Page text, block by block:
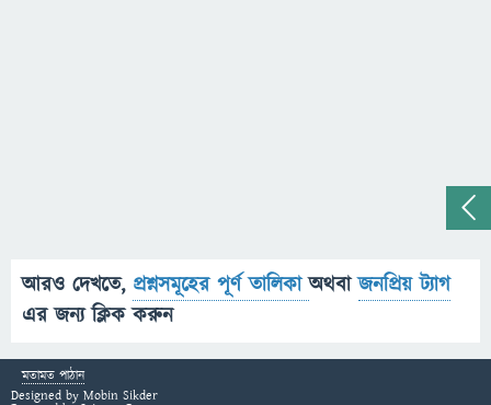
আরও দেখতে, প্রশ্নসমূহের পূর্ণ তালিকাঅথবাজনপ্রিয় ট্যাগ
এর জন্য ক্লিক করুন
মতামত পাঠান
Designed by Mobin Sikder